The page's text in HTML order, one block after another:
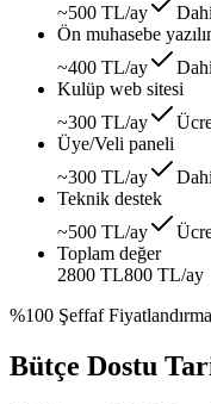
~500 TL/ay
Ön muhasebe
~400 TL/ay
Kulüp web sitesi
~300 TL/ay
Üye/Veli paneli
~300 TL/ay
Teknik destek
~500 TL/ay
Toplam değer
2800 TL800 TL/ay
%100 Şeffaf Fiyatlandırma
Bütçe Dostu